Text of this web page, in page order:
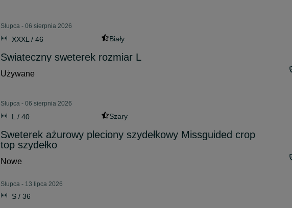
Słupca - 06 sierpnia 2026
XXXL / 46 Biały
Swiateczny sweterek rozmiar L
Używane
Słupca - 06 sierpnia 2026
L / 40 Szary
Sweterek ażurowy pleciony szydełkowy Missguided crop
top szydełko
Nowe
Słupca - 13 lipca 2026
S / 36